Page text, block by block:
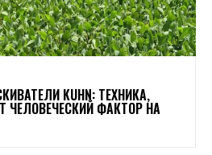
KUHN: ТЕХНИКА,
ЧЕЛОВЕЧЕСКИЙ ФАКТОР НА